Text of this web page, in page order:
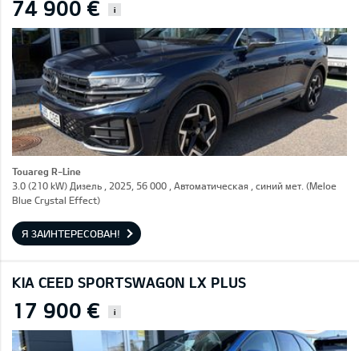
74 900 € i
Touareg R-Line
3.0 (210 kW) Дизель , 2025, 56 000 , Автоматическая , синий мет. (Meloe
Blue Crystal Effect)
Я ЗАИНТЕРЕСОВАН!
KIA CEED SPORTSWAGON LX PLUS
17 900 € i